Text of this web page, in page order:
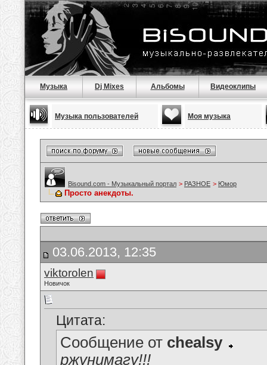
Музыка Dj Mixes Альбомы Видеоклипы
Музыка пользователей Моя музыка
Bisound.com - Музыкальный портал > РАЗНОЕ > Юмор
Просто анекдоты.
03.06.2013, 12:35
viktorolen
Новичок
Цитата:
Сообщение от chealsy
ржунимагу!!!